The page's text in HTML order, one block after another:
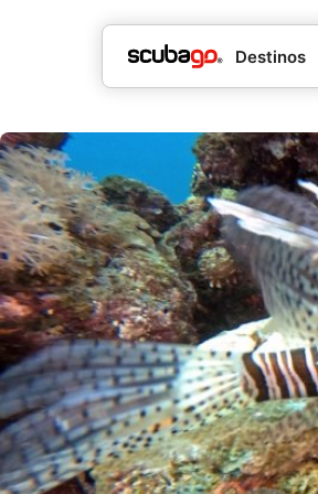
Destinos